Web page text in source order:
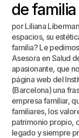
de familia
por Liliana
espacios, su
familia? Le
Asesora en Salud
apasionante, que
página web del
(Barcelona) una
empresa familiar,
familiares, los
patrimonio propio,
legado y siempre